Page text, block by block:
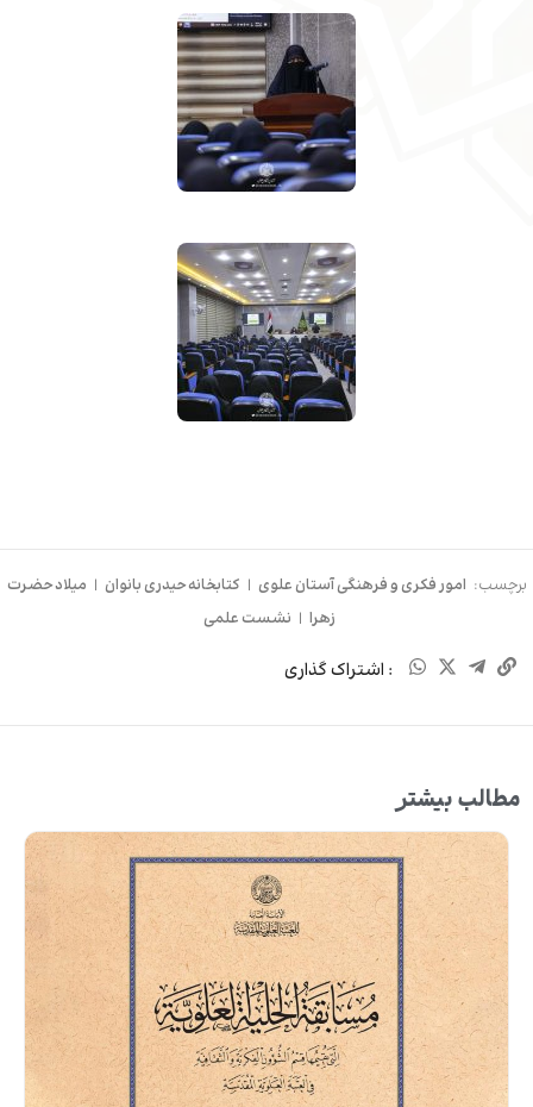
برچسب: امور فکری و فرهنگی آستان علوی | کتابخانه حیدری بانوان | میلاد حضرت
زهرا | نشست علمی
: اشتراک گذاری
مطالب بیشتر